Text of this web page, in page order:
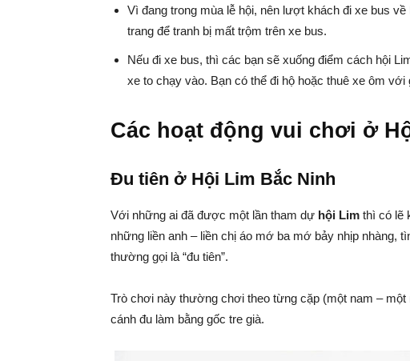
Vì đang trong mùa lễ hội, nên lượt khách đi xe bus
trang để tranh bị mất trộm trên xe bus.
Nếu đi xe bus, thì các bạn sẽ xuống điểm cách hội
xe to chạy vào. Bạn có thể đi hộ hoặc thuê xe ôm với
Các hoạt động vui chơi ở
Đu tiên ở Hội Lim Bắc Ninh
Với những ai đã được một lần tham dự hội Lim thì có lẽ
những liền anh – liền chị áo mớ ba mớ bảy nhịp nhàng,
thường gọi là “đu tiên”.
Trò chơi này thường chơi theo từng cặp (một nam –
cánh đu làm bằng gốc tre già.